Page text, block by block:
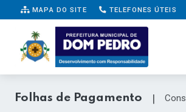
MAPA DO SITE TELEFONES ÚTEIS
Folhas de Pagamento |